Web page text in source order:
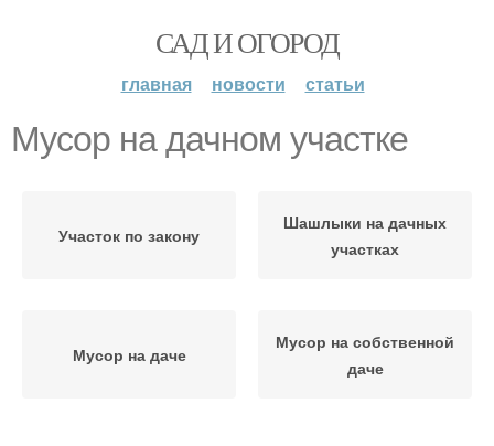
САД И ОГОРОД
главная новости статьи
Мусор на дачном участке
Участок по закону
Шашлыки на дачных
участках
Мусор на даче
Мусор на собственной
даче